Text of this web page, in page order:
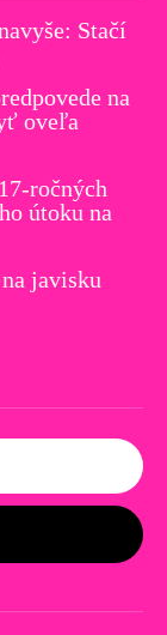
Stačí
na
oveľa
ročných
útoku na
javisku